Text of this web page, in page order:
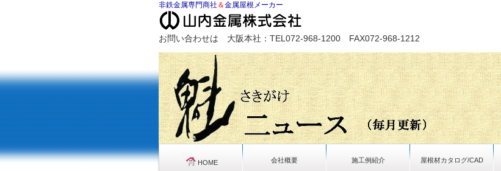
非鉄金属専門商社 ＆金属屋根メーカー
お問い合わせは 大阪本社：TEL072-968-1200 FAX072-968-1212
HOME 会社概要 施工例紹介 屋根材カタログ/CAD